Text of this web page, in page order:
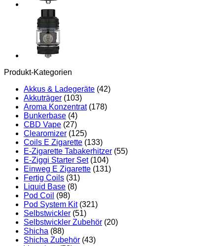
Produkt-Kategorien
Akkus & Ladegeräte (42)
Akkuträger (103)
Aroma Konzentrat (178)
Bunkerbase (4)
CBD Vape (27)
Clearomizer (125)
Coils E Zigarette (133)
E-Zigarette Tabakerhitzer (55)
E-Ziggi Starter Set (104)
Einweg E Zigarette (131)
Fertig Coils (31)
Liquid Base (8)
Pod Coil (98)
Pod System Kit (321)
Selbstwickler (51)
Selbstwickler Zubehör (20)
Shicha (88)
Shicha Zubehör (43)